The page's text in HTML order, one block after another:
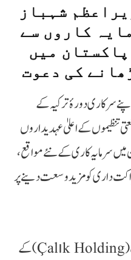
شہباز
کاروں سے
پاکستان میں
کی دعوت
سرکاری دورۂ ترکیہ کے
تنظیموں کے اعلیٰ عہدیداروں
سرمایہ کاری کے نئے مواقع،
داری کو مزید وسعت دینے پر
وزیراعظم کی ملاقاتیں چالک ہولڈنگ (Çalık Holding) کے